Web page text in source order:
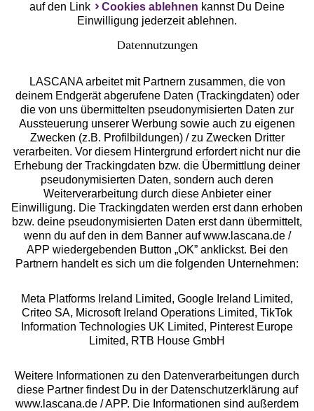
Services
Beratung
Über uns
Rechtliches
Alle Preise inkl. MwSt., zzgl.
Versandkosten
** Bonität vorausgesetzt, berechtigt zur Bonitätsprüfung
auf den Link
Cookies ablehnen kannst Du Deine
Einwilligung jederzeit ablehnen.
Datennutzungen
LASCANA arbeitet mit Partnern zusammen, die von
deinem Endgerät abgerufene Daten (Trackingdaten) oder
die von uns übermittelten pseudonymisierten Daten zur
Aussteuerung unserer Werbung sowie auch zu eigenen
Zwecken (z.B. Profilbildungen) / zu Zwecken Dritter
verarbeiten. Vor diesem Hintergrund erfordert nicht nur die
Erhebung der Trackingdaten bzw. die Übermittlung deiner
pseudonymisierten Daten, sondern auch deren
Weiterverarbeitung durch diese Anbieter einer
Einwilligung. Die Trackingdaten werden erst dann erhoben
bzw. deine pseudonymisierten Daten erst dann übermittelt,
wenn du auf den in dem Banner auf www.lascana.de /
APP wiedergebenden Button „OK” anklickst. Bei den
Partnern handelt es sich um die folgenden Unternehmen:
Meta Platforms Ireland Limited, Google Ireland Limited,
Criteo SA, Microsoft Ireland Operations Limited, TikTok
Information Technologies UK Limited, Pinterest Europe
Limited, RTB House GmbH
Weitere Informationen zu den Datenverarbeitungen durch
diese Partner findest Du in der Datenschutzerklärung auf
www.lascana.de / APP. Die Informationen sind außerdem